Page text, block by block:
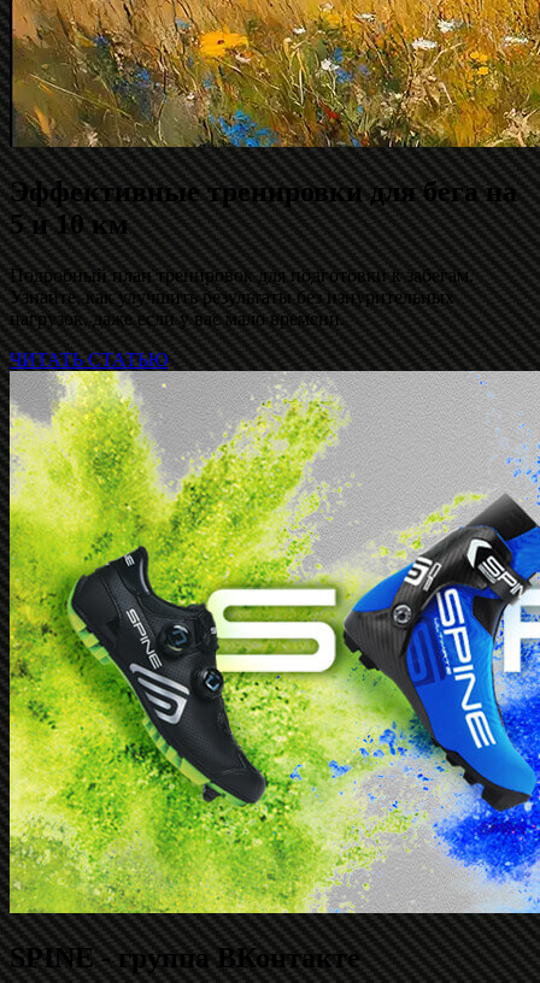
Эффективные тренировки для бега на
5 и 10 км
Подробный план тренировок для подготовки к забегам.
Узнайте, как улучшить результаты без изнурительных
нагрузок, даже если у вас мало времени.
ЧИТАТЬ СТАТЬЮ
SPINE - группа ВКонтакте